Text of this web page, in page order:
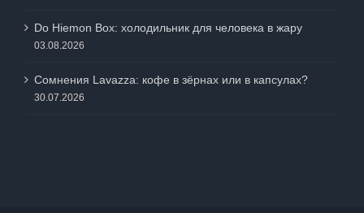
Do Hiemon Box: холодильник для человека в жару
03.08.2026
Сомнения Lavazza: кофе в зёрнах или в капсулах?
30.07.2026